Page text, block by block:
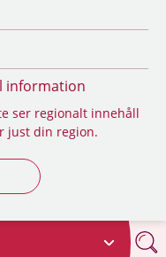
information
ser regionalt innehåll
just din region.